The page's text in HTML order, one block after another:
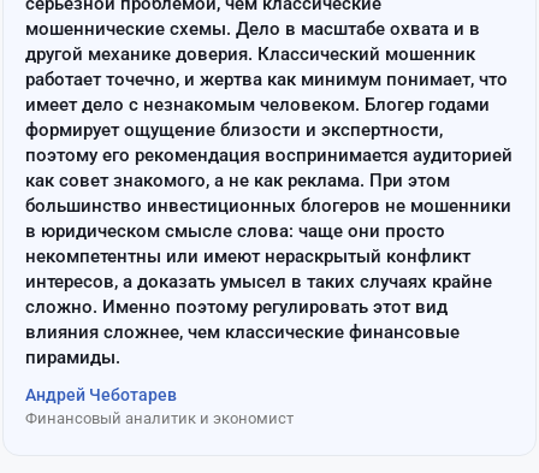
мошеннические схемы. Дело в масштабе охвата и в
другой механике доверия. Классический мошенник
работает точечно, и жертва как минимум понимает, что
имеет дело с незнакомым человеком. Блогер годами
формирует ощущение близости и экспертности,
поэтому его рекомендация воспринимается аудиторией
как совет знакомого, а не как реклама. При этом
большинство инвестиционных блогеров не мошенники
в юридическом смысле слова: чаще они просто
некомпетентны или имеют нераскрытый конфликт
интересов, а доказать умысел в таких случаях крайне
сложно. Именно поэтому регулировать этот вид
влияния сложнее, чем классические финансовые
пирамиды.
Андрей Чеботарев
Финансовый аналитик и экономист